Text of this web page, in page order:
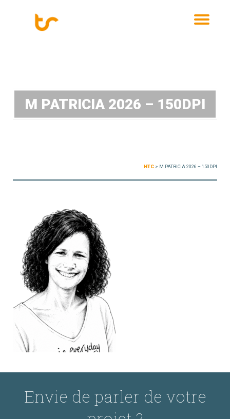
M PATRICIA 2026 – 150DPI
HTC > M PATRICIA 2026 – 150DPI
Envie de parler de votre